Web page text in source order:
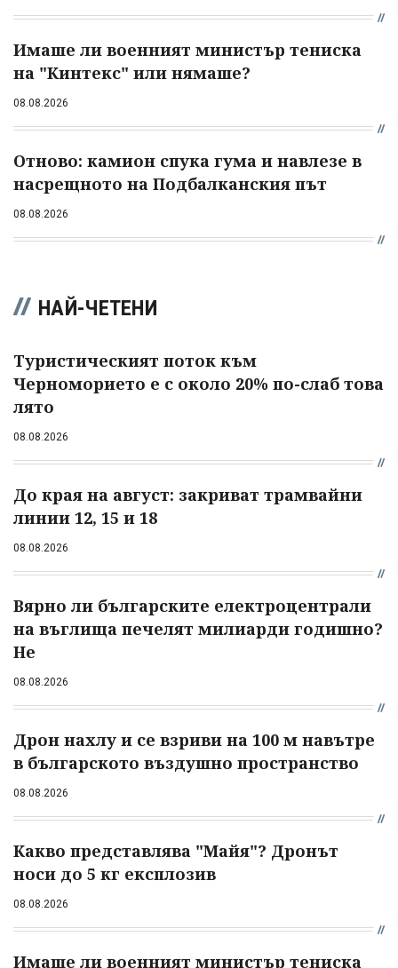
Имаше ли военният министър тениска
на "Кинтекс" или нямаше?
08.08.2026
Отново: камион спука гума и навлезе в
насрещното на Подбалканския път
08.08.2026
НАЙ-ЧЕТЕНИ
Туристическият поток към
Черноморието е с около 20% по-слаб това
лято
08.08.2026
До края на август: закриват трамвайни
линии 12, 15 и 18
08.08.2026
Вярно ли българските електроцентрали
на въглища печелят милиарди годишно?
Не
08.08.2026
Дрон нахлу и се взриви на 100 м навътре
в българското въздушно пространство
08.08.2026
Какво представлява "Майя"? Дронът
носи до 5 кг експлозив
08.08.2026
Имаше ли военният министър тениска